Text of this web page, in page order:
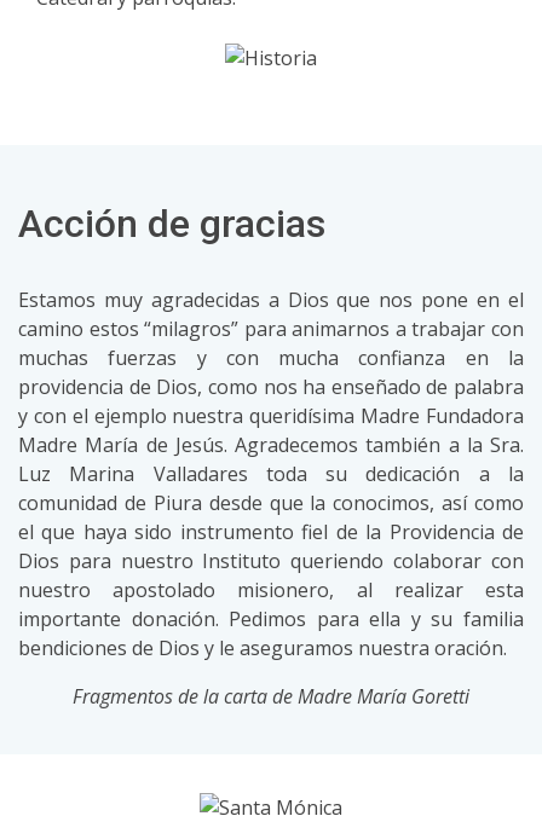
Acción de gracias
Estamos muy agradecidas a Dios que nos pone en el
camino estos “milagros” para animarnos a trabajar con
muchas fuerzas y con mucha confianza en la
providencia de Dios, como nos ha enseñado de palabra
y con el ejemplo nuestra queridísima Madre Fundadora
Madre María de Jesús. Agradecemos también a la Sra.
Luz Marina Valladares toda su dedicación a la
comunidad de Piura desde que la conocimos, así como
el que haya sido instrumento fiel de la Providencia de
Dios para nuestro Instituto queriendo colaborar con
nuestro apostolado misionero, al realizar esta
importante donación. Pedimos para ella y su familia
bendiciones de Dios y le aseguramos nuestra oración.
Fragmentos de la carta de Madre María Goretti